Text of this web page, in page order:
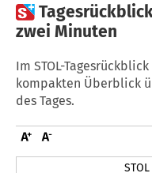

zwei Minuten
Im STOL-
kompakten Überblick
des Tages.